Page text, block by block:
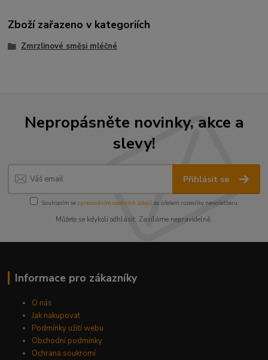
Zboží zařazeno v kategoriích
Zmrzlinové směsi mléčné
Nepropásněte novinky, akce a
slevy!
Přihlásit se
Souhlasím se zpracováním osobních údajůza účelem rozesílky newsletteru.
Můžete se kdykoli odhlásit. Zasíláme nepravidelně.
Informace pro zákazníky
O nás
Jak nakupovat
Podmínky užití webu
Obchodní podmínky
Ochrana soukromí